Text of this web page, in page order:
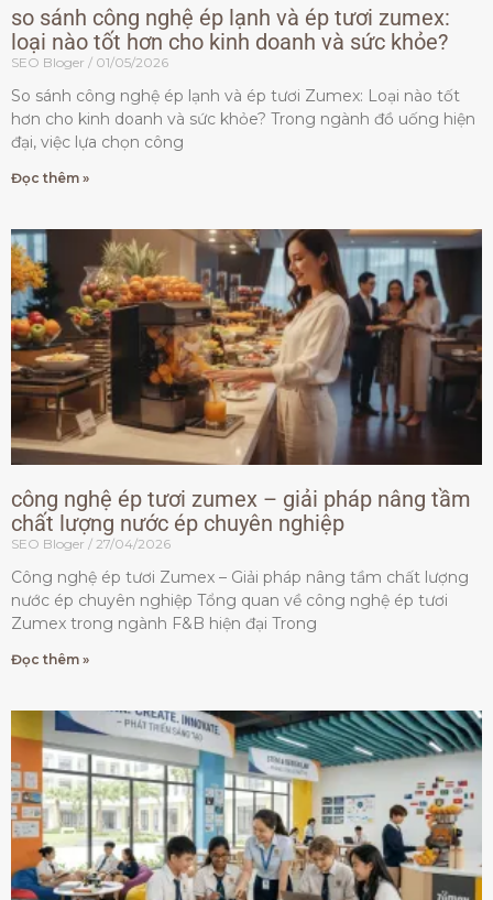
so sánh công nghệ ép lạnh và ép tươi zumex:
loại nào tốt hơn cho kinh doanh và sức khỏe?
SEO Bloger 01/05/2026
So sánh công nghệ ép lạnh và ép tươi Zumex: Loại nào tốt
hơn cho kinh doanh và sức khỏe? Trong ngành đồ uống hiện
đại, việc lựa chọn công
Đọc thêm »
công nghệ ép tươi zumex – giải pháp nâng tầm
chất lượng nước ép chuyên nghiệp
SEO Bloger 27/04/2026
Công nghệ ép tươi Zumex – Giải pháp nâng tầm chất lượng
nước ép chuyên nghiệp Tổng quan về công nghệ ép tươi
Zumex trong ngành F&B hiện đại Trong
Đọc thêm »